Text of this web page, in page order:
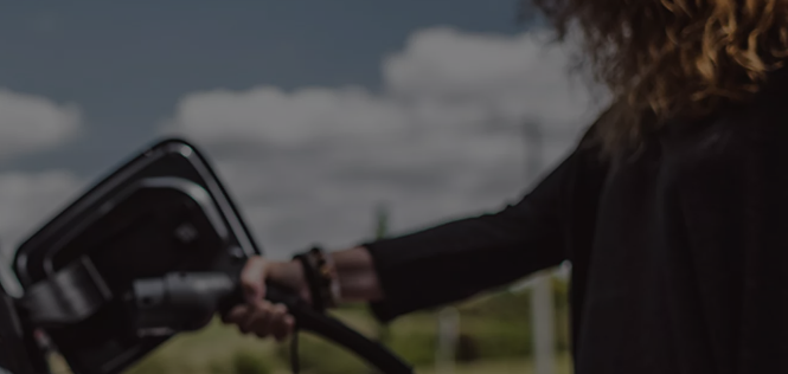
KINTO One
Tartós bérlet teljes körű
Márkakereskedő keresése